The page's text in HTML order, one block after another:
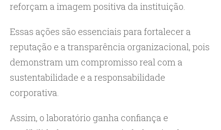
reforçam a imagem positiva da instituição.
Essas ações são essenciais para fortalecer a
reputação e a transparência organizacional, pois
demonstram um compromisso real com a
sustentabilidade e a responsabilidade
corporativa.
Assim, o laboratório ganha confiança e